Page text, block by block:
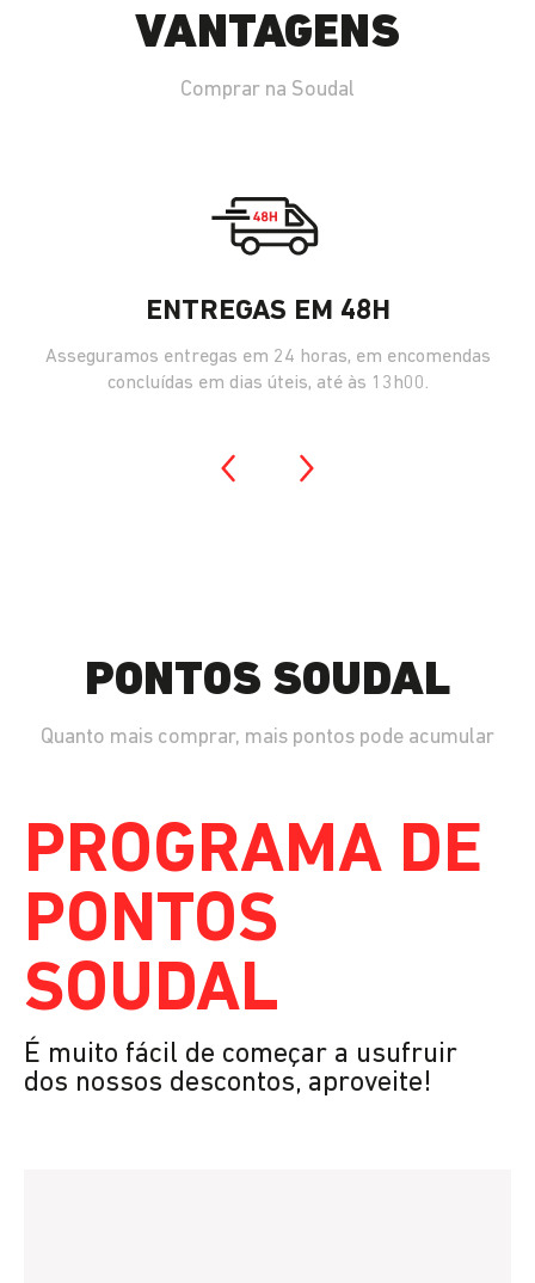
VANTAGENS
Comprar na Soudal
ENTREGAS EM 48H
Asseguramos entregas em 24 horas, em encomendas
concluídas em dias úteis, até às 13h00.
PONTOS SOUDAL
Quanto mais comprar, mais pontos pode acumular
PROGRAMA DE
PONTOS
SOUDAL
É muito fácil de começar a usufruir
dos nossos descontos, aproveite!